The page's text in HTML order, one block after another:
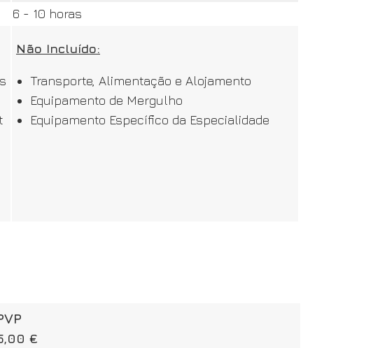
6 - 10 horas
Não Incluído:
Transporte, Alimentação e Alojamento
Equipamento de Mergulho
Equipamento Específico da Especialidade
€